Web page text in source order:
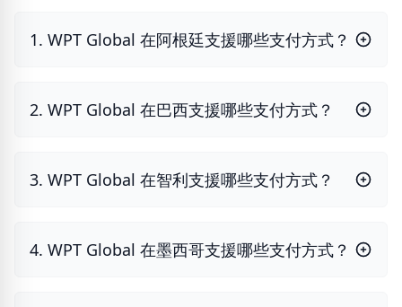
1. WPT Global 在阿根廷支援哪些支付方式？
2. WPT Global 在巴西支援哪些支付方式？
3. WPT Global 在智利支援哪些支付方式？
4. WPT Global 在墨西哥支援哪些支付方式？